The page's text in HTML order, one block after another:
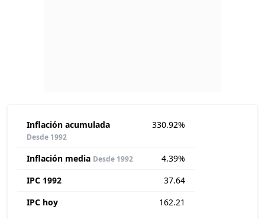
Inflación acumulada
Desde 1992
330.92%
Inflación media Desde 1992
4.39%
IPC 1992
37.64
IPC hoy
162.21